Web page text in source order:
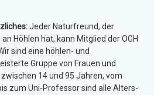
Jeder Naturfreund, der
an Höhlen hat, kann Mitglied der OGH
sind eine höhlen- und
Gruppe von Frauen und
14 und 95 Jahren, vom
zum Uni-Professor sind alle Alters-